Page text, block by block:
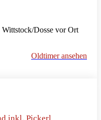
Dosse vor Ort
Oldtimer ansehen
inkl. Pickerl